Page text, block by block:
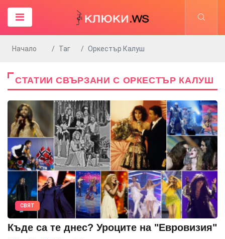
Начало Таг Оркестър Калуш
СТАТИИ СВЪРЗАНИ С ОРКЕСТЪР КАЛУШ
СВЯТ
Къде са те днес? Уроците на "Евровизия"